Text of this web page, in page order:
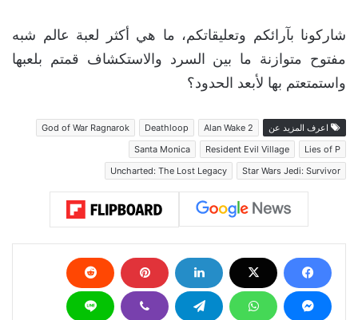
شاركونا بآرائكم وتعليقاتكم، ما هي أكثر لعبة عالم شبه
مفتوح متوازنة ما بين السرد والاستكشاف قمتم بلعبها
واستمتعتم بها لأبعد الحدود؟
اعرف المزيد عن Alan Wake 2
Deathloop
God of War Ragnarok
Lies of P
Resident Evil Village
Santa Monica
Star Wars Jedi: Survivor
Uncharted: The Lost Legacy